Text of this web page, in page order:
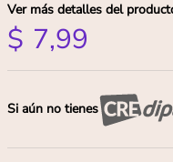
Ver más detalles del
$ 7,99
Si aún no tienes